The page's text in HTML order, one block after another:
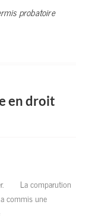
probatoire
en droit
La comparution
commis une